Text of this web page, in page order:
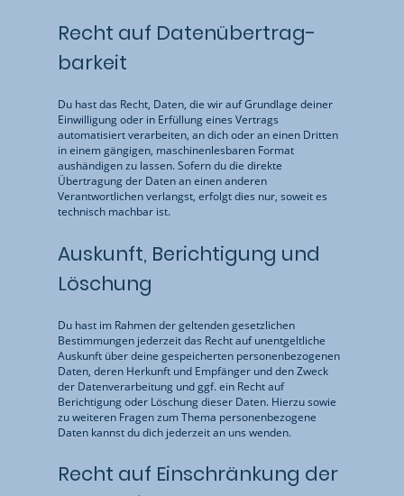
Recht auf Daten­übertrag­
barkeit
Du hast das Recht, Daten, die wir auf Grundlage deiner
Einwilligung oder in Erfüllung eines Vertrags
automatisiert verarbeiten, an dich oder an einen Dritten
in einem gängigen, maschinenlesbaren Format
aushändigen zu lassen. Sofern du die direkte
Übertragung der Daten an einen anderen
Verantwortlichen verlangst, erfolgt dies nur, soweit es
technisch machbar ist.
Auskunft, Berichtigung und
Löschung
Du hast im Rahmen der geltenden gesetzlichen
Bestimmungen jederzeit das Recht auf unentgeltliche
Auskunft über deine gespeicherten personenbezogenen
Daten, deren Herkunft und Empfänger und den Zweck
der Datenverarbeitung und ggf. ein Recht auf
Berichtigung oder Löschung dieser Daten. Hierzu sowie
zu weiteren Fragen zum Thema personenbezogene
Daten kannst du dich jederzeit an uns wenden.
Recht auf Einschränkung der